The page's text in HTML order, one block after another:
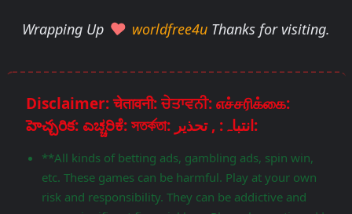
Wrapping Up worldfree4u Thanks for visiting.
Disclaimer: चेतावनी: ਚੇਤਾਵਨੀ: எச்சரிக்கை:
హెచ్చరిక: ಎಚ್ಚರಿಕೆ: সতর্কতা: انتباہ: , تحذير:
**All kinds of betting ads, gambling ads, spin win,
etc. These games can be harmful. Play at your own
risk and responsibility. They can be addictive and